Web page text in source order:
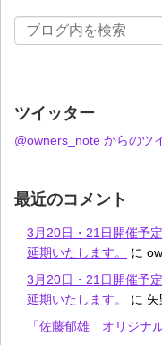
ツイッター
@owners_note からのツ
最近のコメント
3月20日・21日開催予
延期いたします。
に
3月20日・21日開催予
延期いたします。
に 矢
「佐藤郁雄 オリジナ